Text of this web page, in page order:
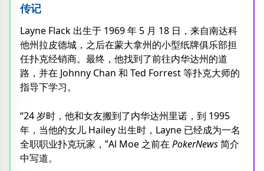
传记
Layne Flack 出生于 1969 年 5 月 18 日，来自南达科
他州拉皮德城，之后在蒙大拿州的小型纸牌俱乐部担
任扑克经销商。最终，他找到了前往内华达州的道
路，并在 Johnny Chan 和 Ted Forrest 等扑克大师的
指导下学习。
“24 岁时，他和女友搬到了内华达州里诺，到 1995
年，当他的女儿 Hailey 出生时，Layne 已经成为一名
全职职业扑克玩家，”Al Moe 之前在 PokerNews简介
中写道。